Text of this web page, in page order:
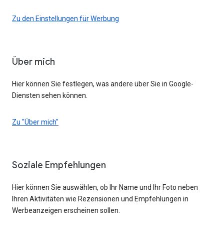
Zu den Einstellungen für Werbung
Über mich
Hier können Sie festlegen, was andere über Sie in Google-
Diensten sehen können.
Zu "Über mich"
Soziale Empfehlungen
Hier können Sie auswählen, ob Ihr Name und Ihr Foto neben
Ihren Aktivitäten wie Rezensionen und Empfehlungen in
Werbeanzeigen erscheinen sollen.